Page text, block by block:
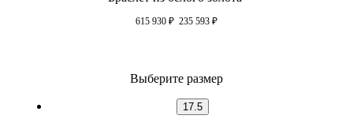
615 930 ₽ 235 593 ₽
Выберите размер
17.5